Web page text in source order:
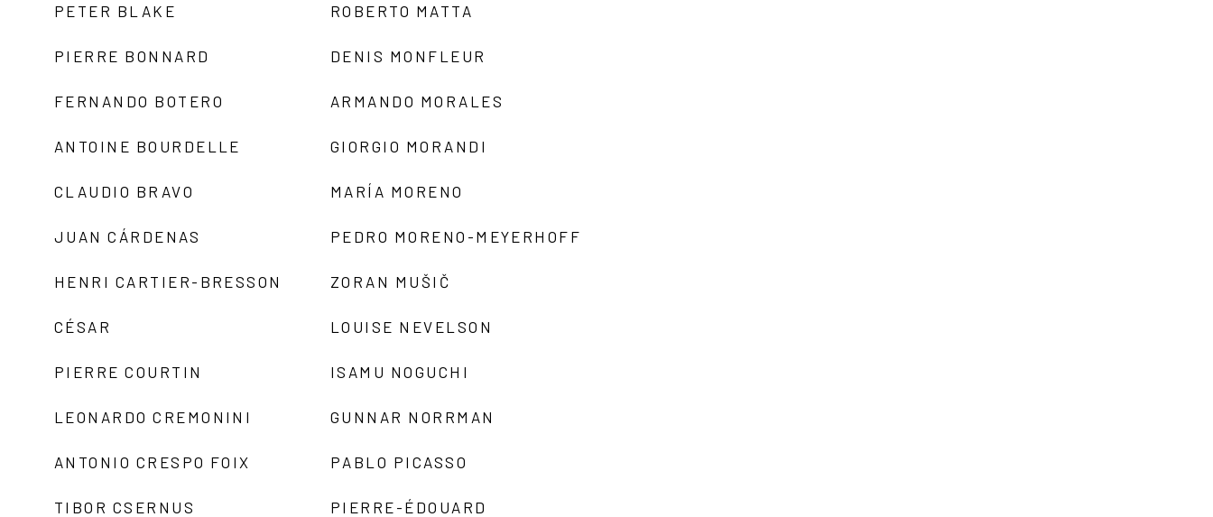
PETER BLAKE
PIERRE BONNARD
FERNANDO BOTERO
ANTOINE BOURDELLE
CLAUDIO BRAVO
JUAN CÁRDENAS
HENRI CARTIER-BRESSON
CÉSAR
PIERRE COURTIN
LEONARDO CREMONINI
ANTONIO CRESPO FOIX
TIBOR CSERNUS
ROBERTO MATTA
DENIS MONFLEUR
ARMANDO MORALES
GIORGIO MORANDI
MARÍA MORENO
PEDRO MORENO-MEYERHOFF
ZORAN MUŠIČ
LOUISE NEVELSON
ISAMU NOGUCHI
GUNNAR NORRMAN
PABLO PICASSO
PIERRE-ÉDOUARD